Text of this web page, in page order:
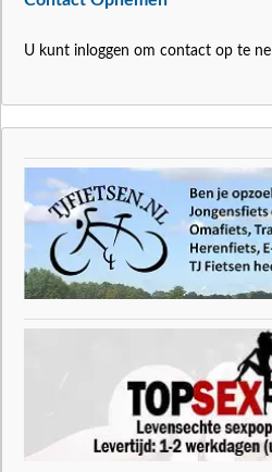
U kunt inloggen om contact op te